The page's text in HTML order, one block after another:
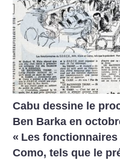
Cabu dessine le
Ben Barka en
« Les fonctionnaires
Como, tels que le